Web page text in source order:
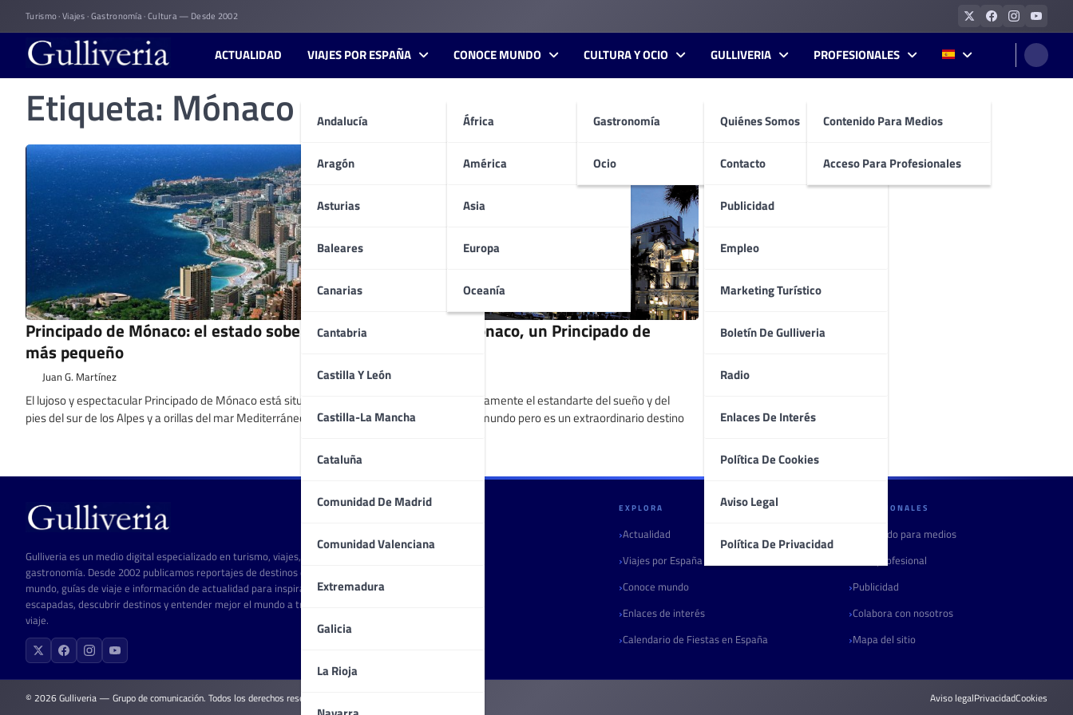
to
content
Turismo · Viajes · Gastronomía · Cultura — Desde 2002
ACTUALIDAD VIAJES POR ESPAÑA
Andalucía
Aragón
Asturias
Baleares
Canarias
Cantabria
Castilla Y León
Castilla-La Mancha
Cataluña
Comunidad De Madrid
Comunidad Valenciana
Extremadura
Galicia
La Rioja
CONOCE MUNDO
África
América
Asia
Europa
Oceanía
CULTURA Y OCIO
Gastronomía
Ocio
GULLIVERIA
Quiénes Somos
Contacto
Publicidad
Empleo
Marketing Turístico
Boletín De Gulliveria
Radio
Enlaces De Interés
Política De Cookies
Aviso Legal
Política De Privacidad
PROFESIONALES
Contenido Para Medios
Acceso Para Profesionales
Etiqueta: Mónaco
Principado de Mónaco: el estado soberano
más pequeño
Juan G. Martínez
El lujoso y espectacular Principado de Mónaco está situado a los
pies del sur de los Alpes y a orillas del mar Mediterráneo
Dos días en Mónaco, un Principado de
César Gómez Escolar
Mónaco lleva orgullosamente el estandarte del sueño y del
glamour a través del mundo pero es un extraordinario destino
Gulliveria es un medio digital especializado en turismo, viajes, cultura y
gastronomía. Desde 2002 publicamos reportajes de destinos de todo el
mundo, guías de viaje e información de actualidad para inspirar
escapadas, descubrir destinos y entender mejor el mundo a través del
viaje.
GULLIVERIA EXPLORA
Actualidad
Viajes por España
Conoce mundo
Enlaces de interés
Calendario de Fiestas en España
PROFESIONALES
Contenido para medios
Área profesional
Publicidad
Colabora con nosotros
Mapa del sitio
© 2026 Gulliveria — Grupo de comunicación. Todos los derechos reservados. Aviso legalPrivacidadCookies